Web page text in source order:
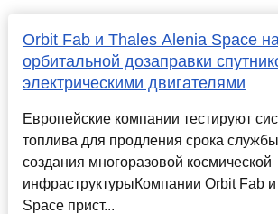
Orbit Fab и Thales Alenia Space
орбитальной дозаправки
электрическими двигателями
Европейские компании тестируют
топлива для продления срока
создания многоразовой космической
инфраструктурыКомпании Orbit Fab
Space прист...